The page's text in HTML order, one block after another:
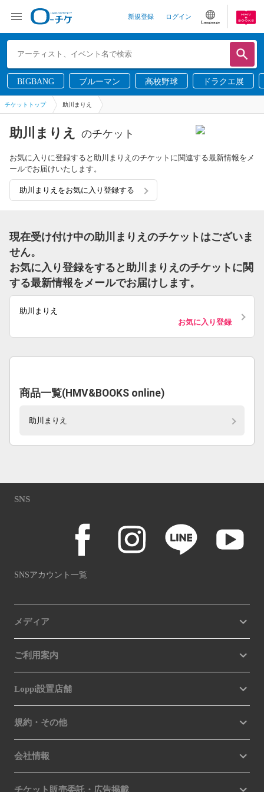
新規登録 ログイン
Language
BIGBANG ブルーマン 高校野球 ドラクエ展
チケットトップ 助川まりえ
助川まりえ のチケット
お気に入りに登録すると助川まりえのチケットに関連する最新情報をメ
ールでお届けいたします。
助川まりえをお気に入り登録する
現在受け付け中の助川まりえのチケットはございま
せん。
お気に入り登録をすると助川まりえのチケットに関
する最新情報をメールでお届けします。
助川まりえ
お気に入り登録
商品一覧(HMV&BOOKS online)
助川まりえ
SNS
SNSアカウント一覧
メディア
ご利用案内
Loppi設置店舗
規約・その他
会社情報
チケット販売委託・広告掲載